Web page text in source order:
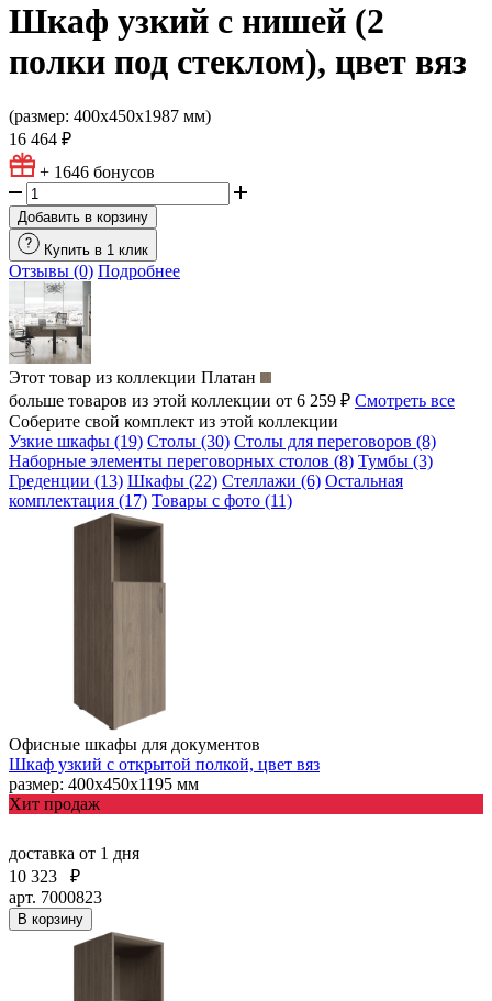
Шкаф узкий с нишей (2
полки под стеклом), цвет вяз
(размер: 400х450х1987 мм)
16 464 ₽
+ 1646 бонусов
Добавить в корзину
Купить в 1 клик
Отзывы (0) Подробнее
Этот товар из коллекции Платан
больше товаров из этой коллекции от 6 259 ₽ Смотреть все
Соберите свой комплект из этой коллекции
Узкие шкафы (19) Столы (30) Столы для переговоров (8)
Наборные элементы переговорных столов (8) Тумбы (3)
Греденции (13) Шкафы (22) Стеллажи (6) Остальная
комплектация (17) Товары с фото (11)
Офисные шкафы для документов
Шкаф узкий с открытой полкой, цвет вяз
размер: 400х450х1195 мм
Хит продаж
доставка от 1 дня
10 323
₽
арт. 7000823
В корзину